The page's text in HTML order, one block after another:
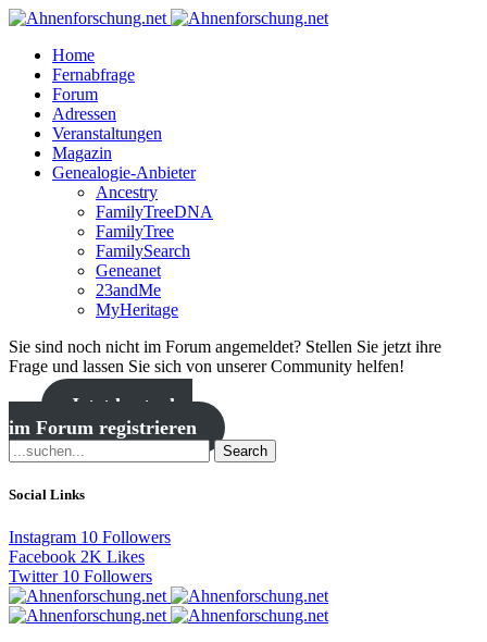
Home
Fernabfrage
Forum
Adressen
Veranstaltungen
Magazin
Genealogie-Anbieter
Ancestry
FamilyTreeDNA
FamilyTree
FamilySearch
Geneanet
23andMe
MyHeritage
Sie sind noch nicht im Forum angemeldet? Stellen Sie jetzt ihre
Frage und lassen Sie sich von unserer Community helfen!
Jetzt kostenlos
im Forum registrieren
Search
Social Links
Instagram 10 Followers
Facebook 2K Likes
Twitter 10 Followers